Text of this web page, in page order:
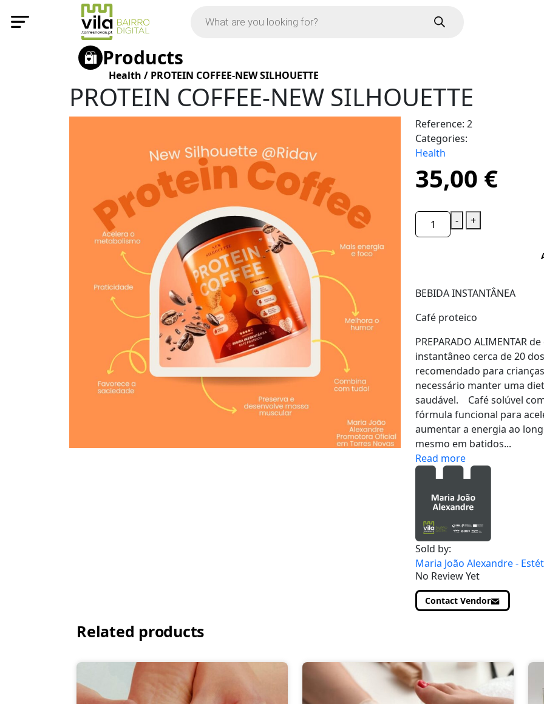
Products
Health / PROTEIN COFFEE-NEW SILHOUETTE
PROTEIN COFFEE-NEW SILHOUETTE
Reference: 2
Categories:
Health
35,00 €
- +
BEBIDA INSTANTÂNEA
Café proteico
PREPARADO ALIMENTAR
instantâneo cerca de 20
recomendado para
necessário manter uma
saudável. Café solúvel
fórmula funcional para
aumentar a energia ao
mesmo em batidos...
Read more
Sold by:
Maria João Alexandre -
No Review Yet
Contact Vendor
Related products